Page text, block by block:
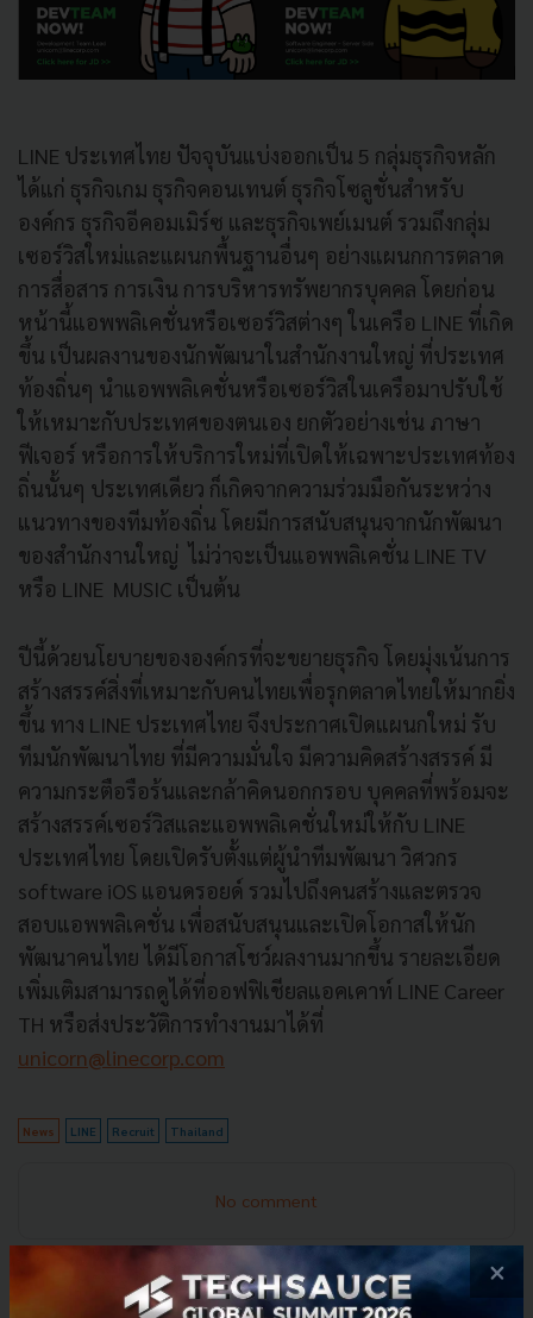
LINE ประเทศไทย ปัจจุบันแบ่งออกเป็น 5 กลุ่มธุรกิจหลัก
ได้แก่ ธุรกิจเกม ธุรกิจคอนเทนต์ ธุรกิจโซลูชั่นสำหรับ
องค์กร ธุรกิจอีคอมเมิร์ซ และธุรกิจเพย์เมนต์ รวมถึงกลุ่ม
เซอร์วิสใหม่และแผนกพื้นฐานอื่นๆ อย่างแผนกการตลาด
การสื่อสาร การเงิน การบริหารทรัพยากรบุคคล โดยก่อน
หน้านี้แอพพลิเคชั่นหรือเซอร์วิสต่างๆ ในเครือ LINE ที่เกิด
ขึ้น เป็นผลงานของนักพัฒนาในสำนักงานใหญ่ ที่ประเทศ
ท้องถิ่นๆ นำแอพพลิเคชั่นหรือเซอร์วิสในเครือมาปรับใช้
ให้เหมาะกับประเทศของตนเอง ยกตัวอย่างเช่น ภาษา
ฟีเจอร์ หรือการให้บริการใหม่ที่เปิดให้เฉพาะประเทศท้อง
ถิ่นนั้นๆ ประเทศเดียว ก็เกิดจากความร่วมมือกันระหว่าง
แนวทางของทีมท้องถิ่น โดยมีการสนับสนุนจากนักพัฒนา
ของสำนักงานใหญ่ ไม่ว่าจะเป็นแอพพลิเคชั่น LINE TV
หรือ LINE MUSIC เป็นต้น
ปีนี้ด้วยนโยบายขององค์กรที่จะขยายธุรกิจ โดยมุ่งเน้นการ
สร้างสรรค์สิ่งที่เหมาะกับคนไทยเพื่อรุกตลาดไทยให้มากยิ่ง
ขึ้น ทาง LINE ประเทศไทย จึงประกาศเปิดแผนกใหม่ รับ
ทีมนักพัฒนาไทย ที่มีความมั่นใจ มีความคิดสร้างสรรค์ มี
ความกระตือรือร้นและกล้าคิดนอกกรอบ บุคคลที่พร้อมจะ
สร้างสรรค์เซอร์วิสและแอพพลิเคชั่นใหม่ให้กับ LINE
ประเทศไทย โดยเปิดรับตั้งแต่ผู้นำทีมพัฒนา วิศวกร
software iOS แอนดรอยด์ รวมไปถึงคนสร้างและตรวจ
สอบแอพพลิเคชั่น เพื่อสนับสนุนและเปิดโอกาสให้นัก
พัฒนาคนไทย ได้มีโอกาสโชว์ผลงานมากขึ้น รายละเอียด
เพิ่มเติมสามารถดูได้ที่ออฟฟิเชียลแอคเคาท์ LINE Career
TH หรือส่งประวัติการทำงานมาได้ที่
unicorn@linecorp.com
News LINE Recruit Thailand
No comment
×